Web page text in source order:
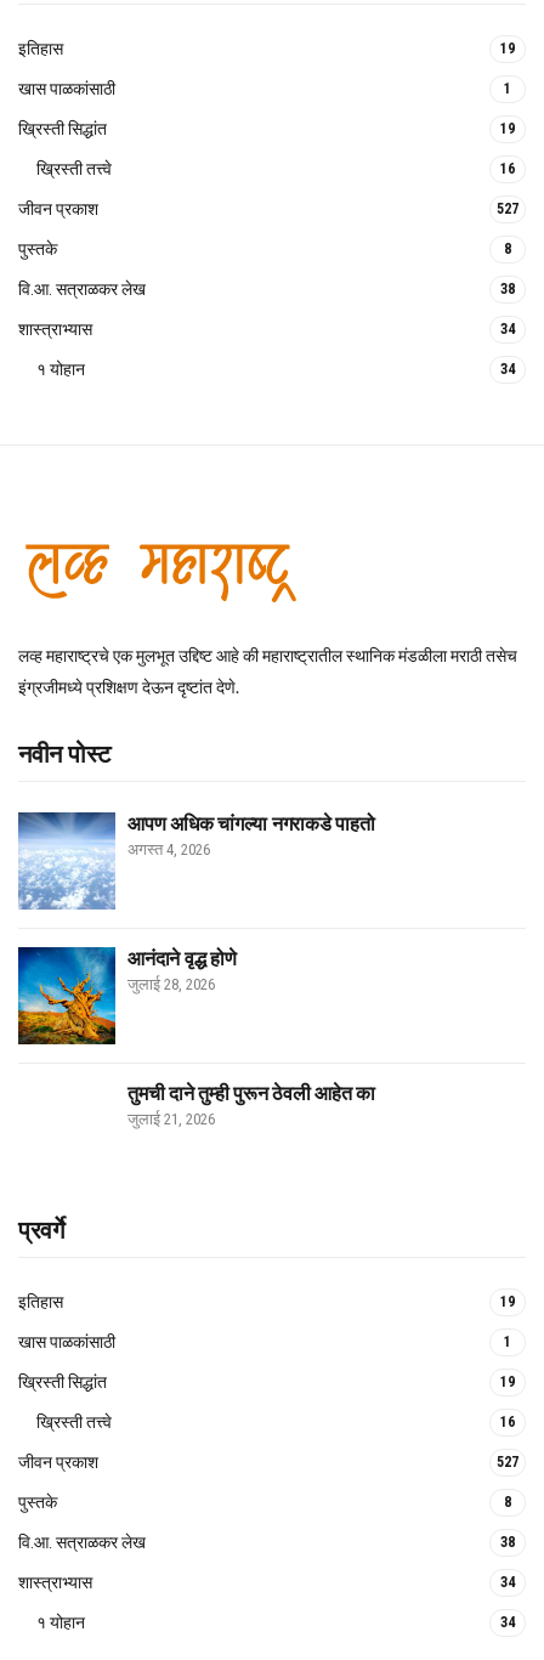
इतिहास 19
खास पाळकांसाठी 1
ख्रिस्ती सिद्धांत 19
ख्रिस्ती तत्त्वे 16
जीवन प्रकाश 527
पुस्तके 8
वि.आ. सत्राळकर लेख 38
शास्त्राभ्यास 34
१ योहान 34
लव्ह महाराष्ट्रचे एक मुलभूत उद्दिष्ट आहे की महाराष्ट्रातील स्थानिक मंडळीला मराठी तसेच
इंग्रजीमध्ये प्रशिक्षण देऊन दृष्टांत देणे.
नवीन पोस्ट
आपण अधिक चांगल्या नगराकडे पाहतो
अगस्त 4, 2026
आनंदाने वृद्ध होणे
जुलाई 28, 2026
तुमची दाने तुम्ही पुरून ठेवली आहेत का
जुलाई 21, 2026
प्रवर्गे
इतिहास 19
खास पाळकांसाठी 1
ख्रिस्ती सिद्धांत 19
ख्रिस्ती तत्त्वे 16
जीवन प्रकाश 527
पुस्तके 8
वि.आ. सत्राळकर लेख 38
शास्त्राभ्यास 34
१ योहान 34